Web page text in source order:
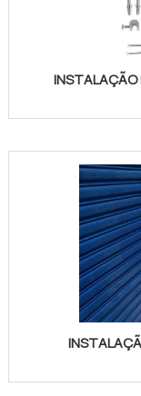
INSTALAÇÃO